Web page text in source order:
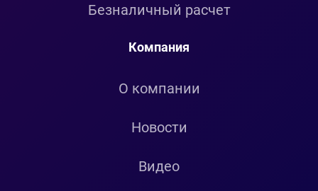
Безналичный расчет
Компания
О компании
Новости
Видео